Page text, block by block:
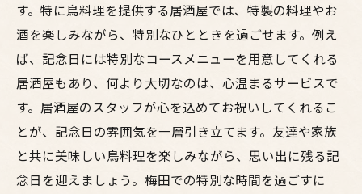
す。特に鳥料理を提供する居酒屋では、特製の料理やお
酒を楽しみながら、特別なひとときを過ごせます。例え
ば、記念日には特別なコースメニューを用意してくれる
居酒屋もあり、何より大切なのは、心温まるサービスで
す。居酒屋のスタッフが心を込めてお祝いしてくれるこ
とが、記念日の雰囲気を一層引き立てます。友達や家族
と共に美味しい鳥料理を楽しみながら、思い出に残る記
念日を迎えましょう。梅田での特別な時間を過ごすに